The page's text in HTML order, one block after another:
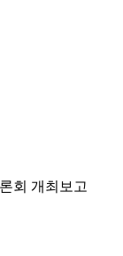
회 개최보고